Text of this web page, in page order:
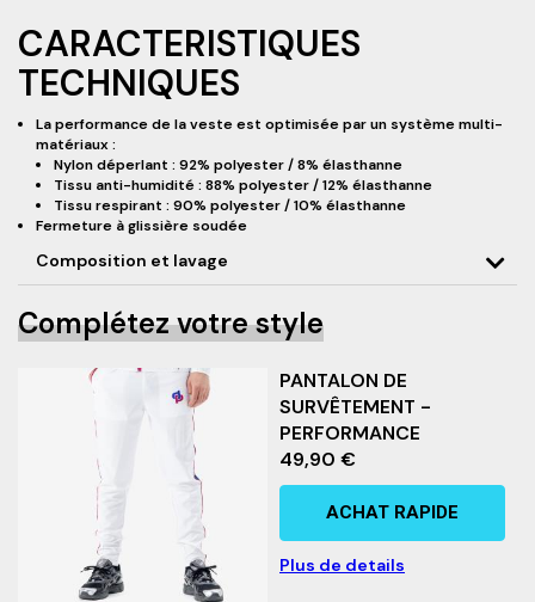
CARACTERISTIQUES
TECHNIQUES
La performance de la veste est optimisée par un système multi-
matériaux :
Nylon déperlant : 92% polyester / 8% élasthanne
Tissu anti-humidité : 88% polyester / 12% élasthanne
Tissu respirant : 90% polyester / 10% élasthanne
Fermeture à glissière soudée
Composition et lavage
Complétez votre style
PANTALON DE
SURVÊTEMENT -
PERFORMANCE
49,90 €
ACHAT RAPIDE
Plus de details